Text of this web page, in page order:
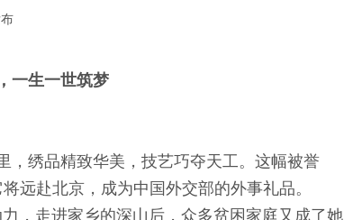
一生一世筑梦
绣品精致华美，技艺巧夺天工。这幅被誉
远赴北京，成为中国外交部的外事礼品。
，走进家乡的深山后，众多贫困家庭又成了她